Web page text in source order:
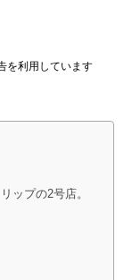
を利用しています
ップの2号店。